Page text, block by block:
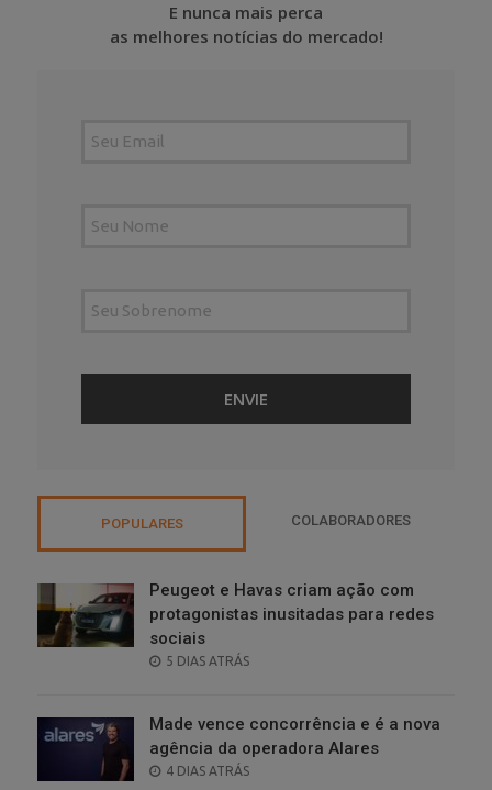
E nunca mais perca
as melhores notícias do mercado!
POPULARES COLABORADORES
Peugeot e Havas criam ação com
protagonistas inusitadas para redes
sociais
POSTED
5 DIAS ATRÁS
Made vence concorrência e é a nova
agência da operadora Alares
POSTED
4 DIAS ATRÁS